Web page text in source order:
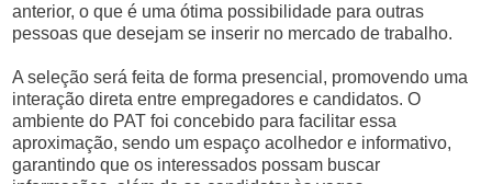
anterior, o que é uma ótima possibilidade para outras
pessoas que desejam se inserir no mercado de trabalho.
A seleção será feita de forma presencial, promovendo uma
interação direta entre empregadores e candidatos. O
ambiente do PAT foi concebido para facilitar essa
aproximação, sendo um espaço acolhedor e informativo,
garantindo que os interessados possam buscar